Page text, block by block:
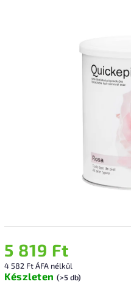
5 819 Ft
4 582 Ft ÁFA nélkül
Készleten (>5 db)